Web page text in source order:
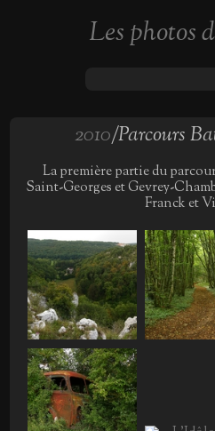
Les photos
2010/Parcours
La première partie du
Saint-Georges et Gevrey-
Franck et